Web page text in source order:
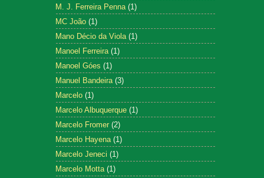
M. J. Ferreira Penna (1)
MC João (1)
Mano Décio da Viola (1)
Manoel Ferreira (1)
Manoel Góes (1)
Manuel Bandeira (3)
Marcelo (1)
Marcelo Albuquerque (1)
Marcelo Fromer (2)
Marcelo Hayena (1)
Marcelo Jeneci (1)
Marcelo Motta (1)